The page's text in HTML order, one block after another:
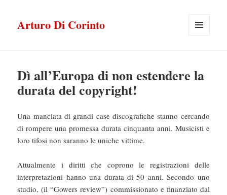
Arturo Di Corinto
Dì all’Europa di non estendere la
durata del copyright!
Una manciata di grandi case discografiche stanno cercando
di rompere una promessa durata cinquanta anni. Musicisti e
loro tifosi non saranno le uniche vittime.
Attualmente i diritti che coprono le registrazioni delle
interpretazioni hanno una durata di 50 anni. Secondo uno
studio, (il “Gowers review”) commissionato e finanziato dal